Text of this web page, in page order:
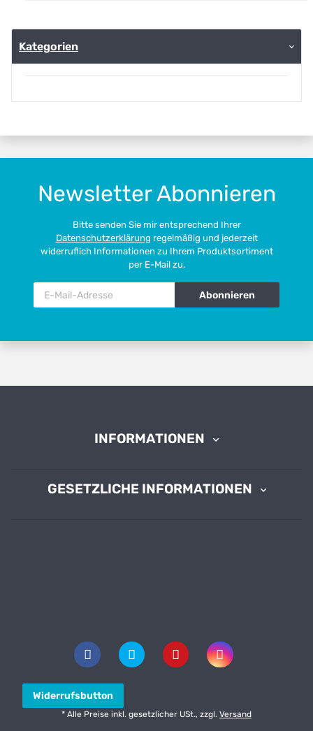
Kategorien
Newsletter Abonnieren
Bitte senden Sie mir entsprechend Ihrer
Datenschutzerklärung regelmäßig und jederzeit
widerruflich Informationen zu Ihrem Produktsortiment
per E-Mail zu.
Abonnieren
INFORMATIONEN
GESETZLICHE INFORMATIONEN
Widerrufsbutton
* Alle Preise inkl. gesetzlicher USt., zzgl. Versand